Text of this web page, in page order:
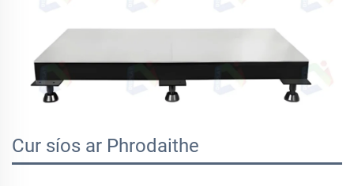
Cur síos ar Phrodaithe